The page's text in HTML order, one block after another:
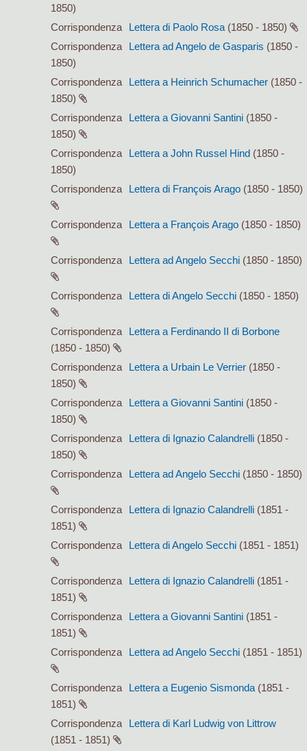
1850)
Corrispondenza
Lettera di Paolo Rosa (1850 - 1850)
Corrispondenza
Lettera ad Angelo de Gasparis (1850 -
1850)
Corrispondenza
Lettera a Heinrich Schumacher (1850 -
1850)
Corrispondenza
Lettera a Giovanni Santini (1850 -
1850)
Corrispondenza
Lettera a John Russel Hind (1850 -
1850)
Corrispondenza
Lettera di François Arago (1850 - 1850)
Corrispondenza Lettera a François Arago (1850 - 1850)
Corrispondenza Lettera ad Angelo Secchi (1850 - 1850)
Corrispondenza Lettera di Angelo Secchi (1850 - 1850)
Corrispondenza
Lettera a Ferdinando II di Borbone
(1850 - 1850)
Corrispondenza
Lettera a Urbain Le Verrier (1850 -
1850)
Corrispondenza
Lettera a Giovanni Santini (1850 -
1850)
Corrispondenza
Lettera di Ignazio Calandrelli (1850 -
1850)
Corrispondenza
Lettera ad Angelo Secchi (1850 - 1850)
Corrispondenza Lettera di Ignazio Calandrelli (1851 -
1851)
Corrispondenza
Lettera di Angelo Secchi (1851 - 1851)
Corrispondenza Lettera di Ignazio Calandrelli (1851 -
1851)
Corrispondenza
Lettera a Giovanni Santini (1851 -
1851)
Corrispondenza
Lettera ad Angelo Secchi (1851 - 1851)
Corrispondenza Lettera a Eugenio Sismonda (1851 -
1851)
Corrispondenza
Lettera di Karl Ludwig von Littrow
(1851 - 1851)